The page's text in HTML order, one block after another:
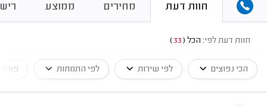
חוות דעת מחירים ממוצע
חוות דעת לפי: הכל (
33
)
הכי נפוצים לפי שירות לפי התמחות